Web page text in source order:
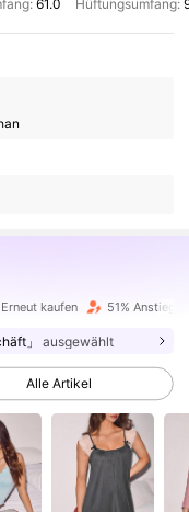
61.0 Hüftungsumfang:
kaufen 51% Anstieg
」 ausgewählt
Alle Artikel